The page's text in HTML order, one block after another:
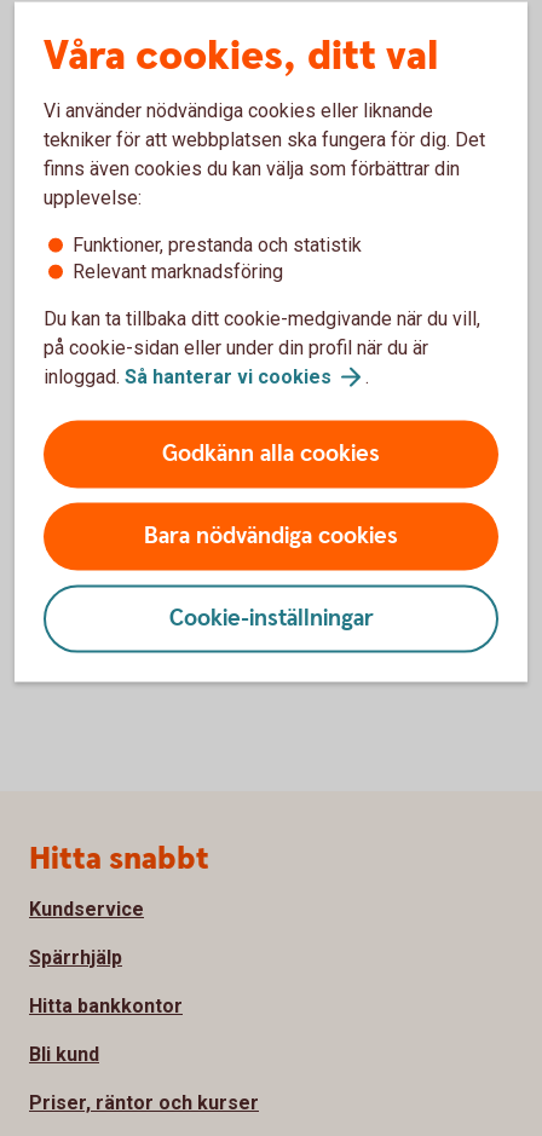
Skaffa e-sparkonto
Logga in och öppna
e-sparkonto
Skaffa e-sparkonto till
ungdomar
Du öppnar enkelt e-sparkonto till ditt barn i
internetbanken eller appen.
Våra cookies, ditt val
Vi använder nödvändiga cookies eller liknande
tekniker för att webbplatsen ska fungera för dig. Det
finns även cookies du kan välja som förbättrar din
upplevelse:
Funktioner, prestanda och statistik
Relevant marknadsföring
Du kan ta tillbaka ditt cookie-medgivande när du vill,
på cookie-sidan eller under din profil när du är
inloggad. Så hanterar vi cookies .
Godkänn alla cookies
Bara nödvändiga cookies
Cookie-inställningar
Sidfot
Hitta snabbt
Kundservice
Spärrhjälp
Hitta bankkontor
Bli kund
Priser, räntor och kurser